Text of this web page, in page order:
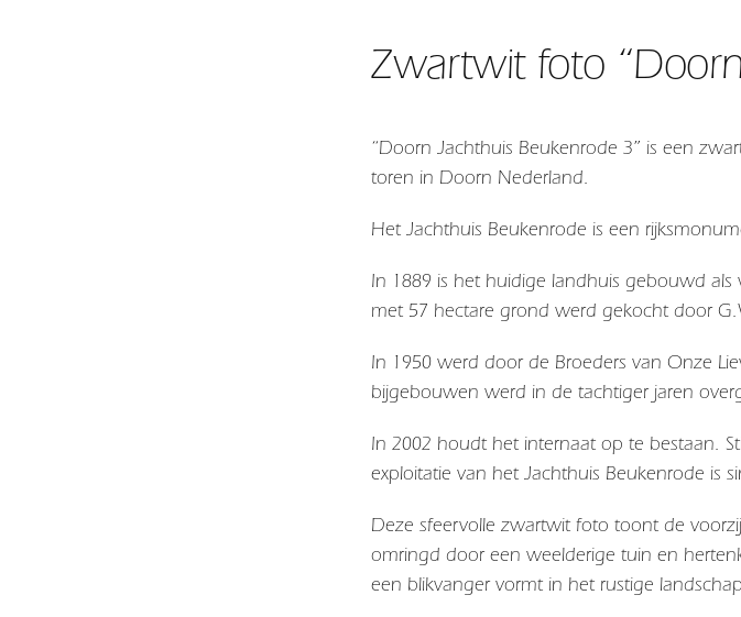
Zwartwit foto
“Doorn Jachthuis Beukenrode 3” is een
toren in Doorn Nederland.
Het Jachthuis Beukenrode is een
In 1889 is het huidige landhuis gebouwd
met 57 hectare grond werd gekocht door
In 1950 werd door de Broeders van Onze
bijgebouwen werd in de tachtiger jaren
In 2002 houdt het internaat op te bestaan.
exploitatie van het Jachthuis Beukenrode is
Deze sfeervolle zwartwit foto toont de
omringd door een weelderige tuin en
een blikvanger vormt in het rustige landschap.